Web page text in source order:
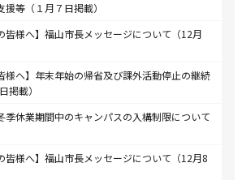
等（１月７日掲載）
皆様へ】福山市長メッセージについて（12月
様へ】年末年始の帰省及び課外活動停止の継続
掲載）
季休業期間中のキャンパスの入構制限について
皆様へ】福山市長メッセージについて（12月8